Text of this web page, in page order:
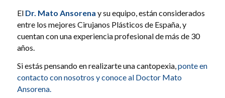
El Dr. Mato Ansorena y su equipo, están considerados
entre los mejores Cirujanos Plásticos de España, y
cuentan con una experiencia profesional de más de 30
años.
Si estás pensando en realizarte una cantopexia,ponte en
contacto con nosotros y conoce al Doctor Mato
Ansorena.